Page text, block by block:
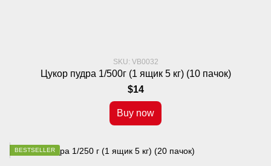
SKU: VB0032
Цукор пудра 1/500г (1 ящик 5 кг) (10 пачок)
$14
Buy now
BESTSELLER